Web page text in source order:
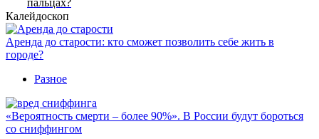
Калейдоскоп
Аренда до старости: кто сможет позволить себе жить в
городе?
Разное
«Вероятность смерти – более 90%». В России будут бороться
со сниффингом